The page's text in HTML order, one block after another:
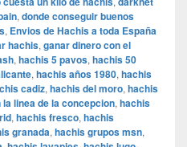
, donde conseguir buenos
, Envios de Hachis a toda España
hachis, ganar dinero con el
, hachis 5 pavos, hachis 50
, hachis años 1980, hachis
cadiz, hachis del moro, hachis
linea de la concepcion, hachis
, hachis fresco, hachis
granada, hachis grupos msn,